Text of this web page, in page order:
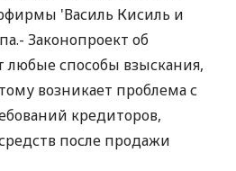
'Василь Кисиль и
Законопроект об
любые способы взыскания,
возникает проблема с
кредиторов,
после продажи